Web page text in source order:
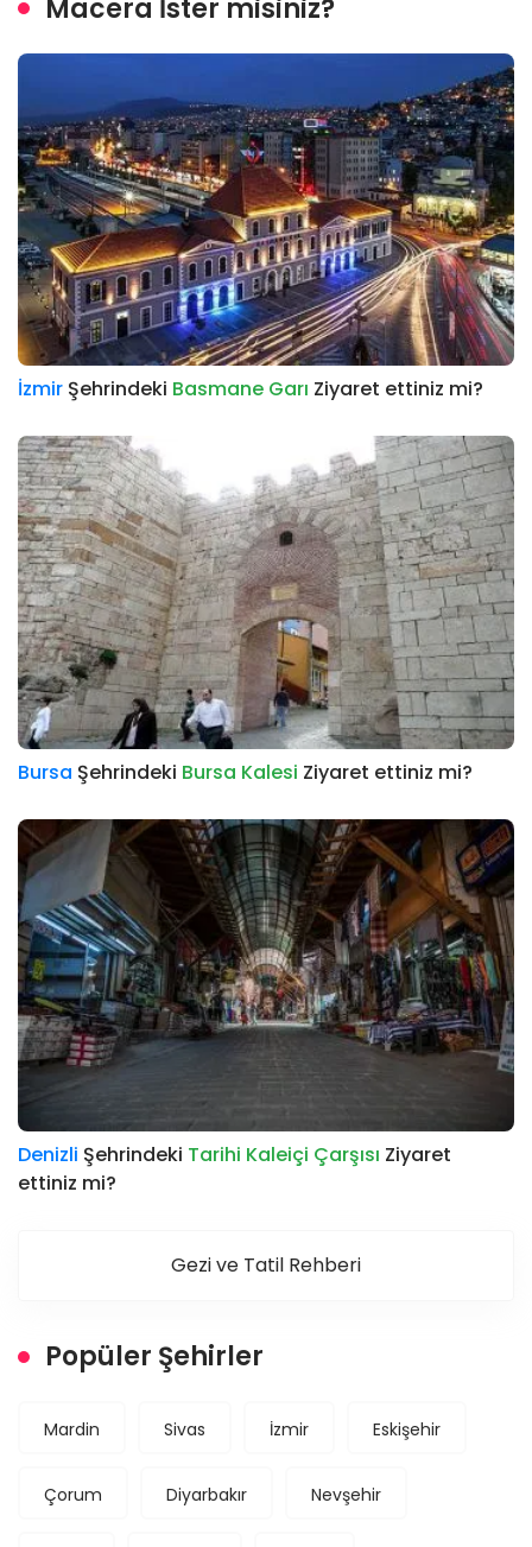
Macera İster misiniz?
İzmir Şehrindeki Basmane Garı Ziyaret ettiniz mi?
Bursa Şehrindeki Bursa Kalesi Ziyaret ettiniz mi?
Denizli Şehrindeki Tarihi Kaleiçi Çarşısı Ziyaret
ettiniz mi?
Gezi ve Tatil Rehberi
Popüler Şehirler
Mardin Sivas İzmir Eskişehir
Çorum Diyarbakır Nevşehir